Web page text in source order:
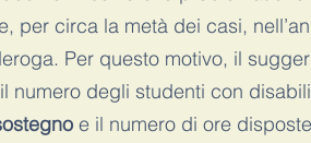
per circa la metà dei casi,
Per questo motivo, il
numero degli studenti con
e il numero di ore